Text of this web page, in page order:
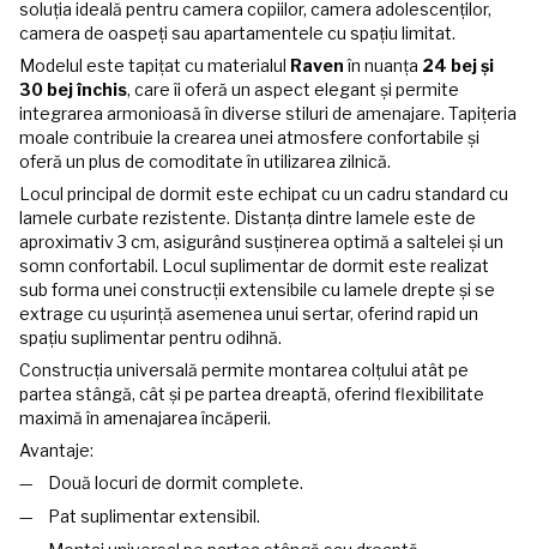
soluția ideală pentru camera copiilor, camera adolescenților,
camera de oaspeți sau apartamentele cu spațiu limitat.
Modelul este tapițat cu materialul Ravenîn nuanța 24 bej și
30 bej închis, care îi oferă un aspect elegant și permite
integrarea armonioasă în diverse stiluri de amenajare. Tapițeria
moale contribuie la crearea unei atmosfere confortabile și
oferă un plus de comoditate în utilizarea zilnică.
Locul principal de dormit este echipat cu un cadru standard cu
lamele curbate rezistente. Distanța dintre lamele este de
aproximativ 3 cm, asigurând susținerea optimă a saltelei și un
somn confortabil. Locul suplimentar de dormit este realizat
sub forma unei construcții extensibile cu lamele drepte și se
extrage cu ușurință asemenea unui sertar, oferind rapid un
spațiu suplimentar pentru odihnă.
Construcția universală permite montarea colțului atât pe
partea stângă, cât și pe partea dreaptă, oferind flexibilitate
maximă în amenajarea încăperii.
Avantaje:
Două locuri de dormit complete.
Pat suplimentar extensibil.